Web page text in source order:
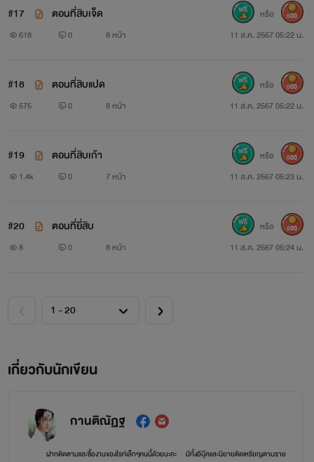
#17 ตอนที่สิบเจ็ด
618 0 8 หน้า 11 ส.ค. 2567 05:22 น.
หรือ 500
#18 ตอนที่สิบแปด
575 0 8 หน้า 11 ส.ค. 2567 05:22 น.
หรือ 500
#19 ตอนที่สิบเก้า
1.4k 0 7 หน้า 11 ส.ค. 2567 05:23 น.
หรือ 500
#20 ตอนที่ยี่สิบ
8 0 8 หน้า 11 ส.ค. 2567 05:24 น.
หรือ 500
เกี่ยวกับนักเขียน
กานติณัฏฐ
ฝากติดตามและซื้องานของไรท์เล็กๆคนนี้ด้วยนะคะ มีทั้งอีบุ๊คและนิยายติดเหรียญตามราย